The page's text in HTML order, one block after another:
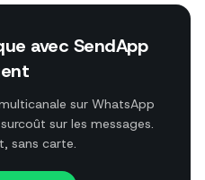
avec SendApp
sur WhatsApp
sur les messages.
sans carte.